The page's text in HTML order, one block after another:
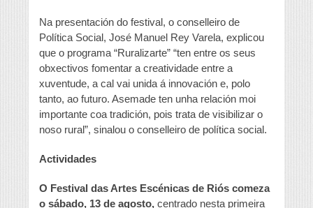
Na presentación do festival, o conselleiro de
Política Social, José Manuel Rey Varela, explicou
que o programa “Ruralizarte” “ten entre os seus
obxectivos fomentar a creatividade entre a
xuventude, a cal vai unida á innovación e, polo
tanto, ao futuro. Asemade ten unha relación moi
importante coa tradición, pois trata de visibilizar o
noso rural”, sinalou o conselleiro de política social.
Actividades
O Festival das Artes Escénicas de Riós comeza
o sábado, 13 de agosto, centrado nesta primeira